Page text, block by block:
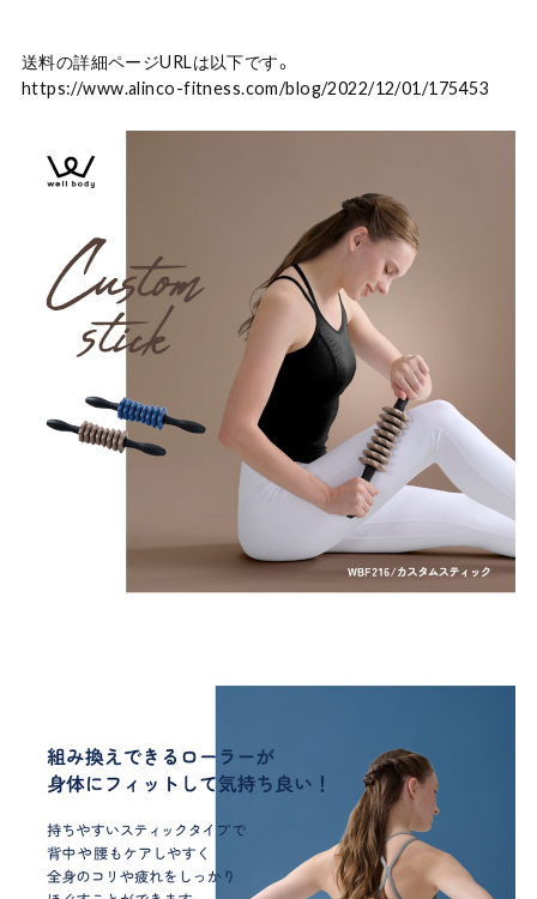
送料の詳細ページURLは以下です。
https://www.alinco-fitness.com/blog/2022/12/01/175453